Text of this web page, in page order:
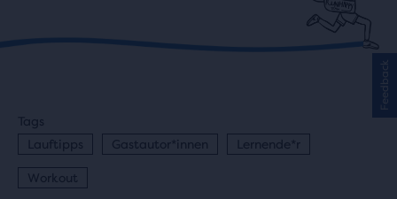
Tags
Lauftipps
Gastautor*innen Lernende*r
Workout
Feedback